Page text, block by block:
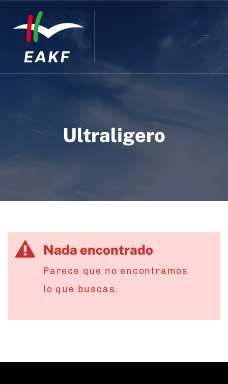
Ultraligero
Nada encontrado
Parece que no encontramos
lo que buscas.